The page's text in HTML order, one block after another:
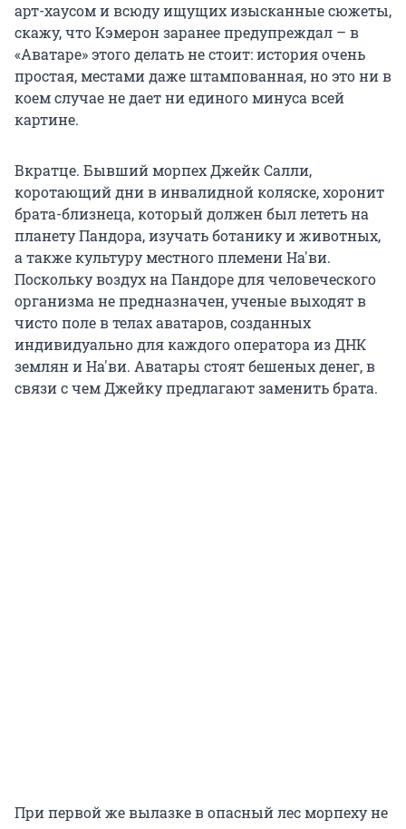
арт-хаусом и всюду ищущих изысканные сюжеты,
скажу, что Кэмерон заранее предупреждал – в
«Аватаре» этого делать не стоит: история очень
простая, местами даже штампованная, но это ни в
коем случае не дает ни единого минуса всей
картине.
Вкратце. Бывший морпех Джейк Салли,
коротающий дни в инвалидной коляске, хоронит
брата-близнеца, который должен был лететь на
планету Пандора, изучать ботанику и животных,
а также культуру местного племени На'ви.
Поскольку воздух на Пандоре для человеческого
организма не предназначен, ученые выходят в
чисто поле в телах аватаров, созданных
индивидуально для каждого оператора из ДНК
землян и На'ви. Аватары стоят бешеных денег, в
связи с чем Джейку предлагают заменить брата.
При первой же вылазке в опасный лес морпеху не